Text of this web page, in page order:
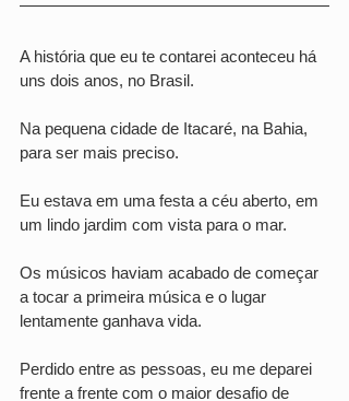
A história que eu te contarei aconteceu há
uns dois anos, no Brasil.
Na pequena cidade de Itacaré, na Bahia,
para ser mais preciso.
Eu estava em uma festa a céu aberto, em
um lindo jardim com vista para o mar.
Os músicos haviam acabado de começar
a tocar a primeira música e o lugar
lentamente ganhava vida.
Perdido entre as pessoas, eu me deparei
frente a frente com o maior desafio de